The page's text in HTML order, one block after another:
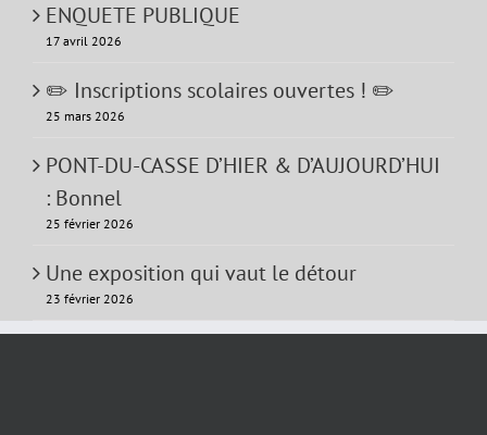
ENQUETE PUBLIQUE
17 avril 2026
✏️ Inscriptions scolaires ouvertes ! ✏️
25 mars 2026
PONT-DU-CASSE D’HIER & D’AUJOURD’HUI
: Bonnel
25 février 2026
Une exposition qui vaut le détour
23 février 2026